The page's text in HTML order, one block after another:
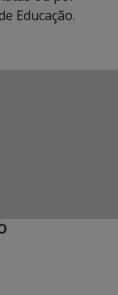
Educação.